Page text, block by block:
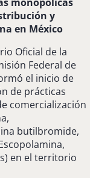
y
en México
Oficial de la
Federal de
el inicio de
de prácticas
comercialización
butilbromide,
en el territorio